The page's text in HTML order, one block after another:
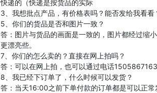
快递的（快递是按货品的实际
3、我想批点产品，有价格表吗？能否发给我看看
5、你们的货品是否和图片一致？
答：图片与货品的画面是一致的，图片都经过缩
更漂亮些。
7、你们的怎么卖的？直接在网上拍吗？
答：可以在网上拍，也可以通过电话
8、我已经下订单了，什么时候可以发货？
答：当天16:00之前下单付款的订单都是可以正